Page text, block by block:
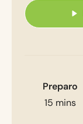
Preparo
15 mins